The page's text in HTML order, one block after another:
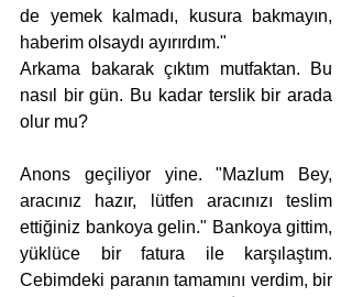
de yemek kalmadı, kusura bakmayın,
haberim olsaydı ayırırdım."
Arkama bakarak çıktım mutfaktan. Bu
nasıl bir gün. Bu kadar terslik bir arada
olur mu?
Anons geçiliyor yine. "Mazlum Bey,
aracınız hazır, lütfen aracınızı teslim
ettiğiniz bankoya gelin." Bankoya gittim,
yüklüce bir fatura ile karşılaştım.
Cebimdeki paranın tamamını verdim, bir